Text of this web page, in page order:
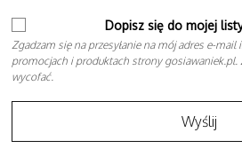
Dopisz się do mojej
Zgadzam się na przesyłanie na mój adres e-
promocjach i produktach strony gosiawaniek.pl.
wycofać.